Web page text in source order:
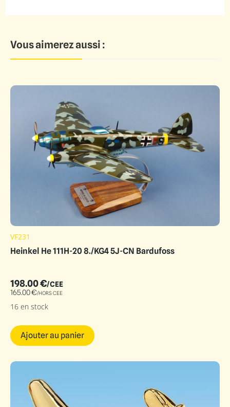
Vous aimerez aussi :
VF231
Heinkel He 111H-20 8./KG4 5J-CN Bardufoss
198.00€/CEE
165.00€/HORS CEE
16 en stock
Ajouter au panier